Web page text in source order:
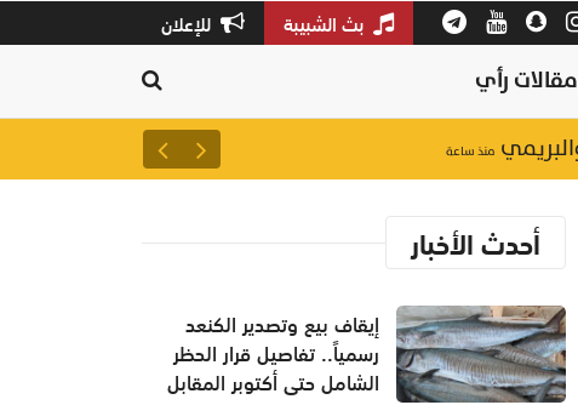
بث الشبيبة للإعلان
مقالات رأي
منذ ساعة إيقاف بيع وتصدير الكنعد
أحدث الأخبار
إيقاف بيع وتصدير الكنعد
رسمياً.. تفاصيل قرار الحظر
الشامل حتى أكتوبر المقابل